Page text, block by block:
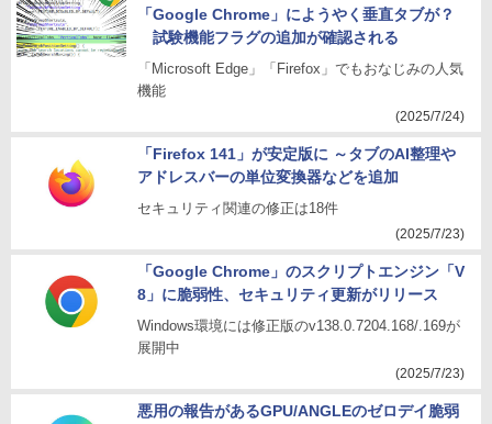
「Google Chrome」にようやく垂直タブが？
試験機能フラグの追加が確認される
「Microsoft Edge」「Firefox」でもおなじみの人気
機能
(2025/7/24)
「Firefox 141」が安定版に ～タブのAI整理や
アドレスバーの単位変換器などを追加
セキュリティ関連の修正は18件
(2025/7/23)
「Google Chrome」のスクリプトエンジン「V
8」に脆弱性、セキュリティ更新がリリース
Windows環境には修正版のv138.0.7204.168/.169が
展開中
(2025/7/23)
悪用の報告があるGPU/ANGLEのゼロデイ脆弱